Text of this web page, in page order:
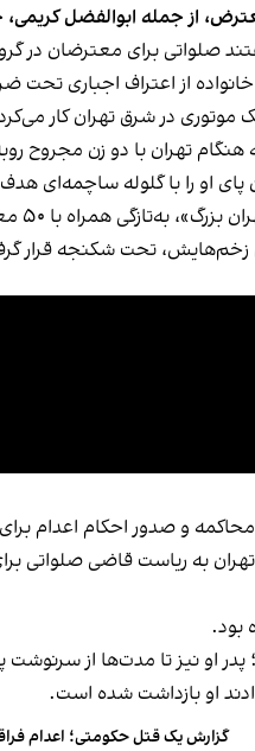
از اعتراف اجباری
در شرق تهران کار
او را با گلوله ساچمه‌ای
معترض دیگر به زندان قزلحصار منتقل شد.
زخم‌هایش، تحت شکنجه قرار
و صدور احکام اعدام
پدر او نیز تا مدت‌ها از
او بازداشت شده است.
گزارش یک قتل حکومتی؛ اعدام